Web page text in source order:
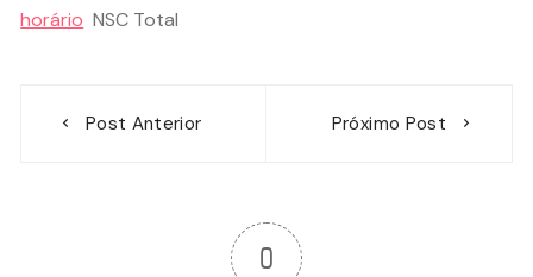
horário NSC Total
Post Anterior Próximo Post
0